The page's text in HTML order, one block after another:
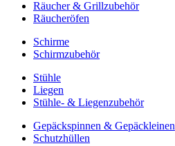
Räucher & Grillzubehör
Räucheröfen
Schirme
Schirmzubehör
Stühle
Liegen
Stühle- & Liegenzubehör
Gepäckspinnen & Gepäckleinen
Schutzhüllen